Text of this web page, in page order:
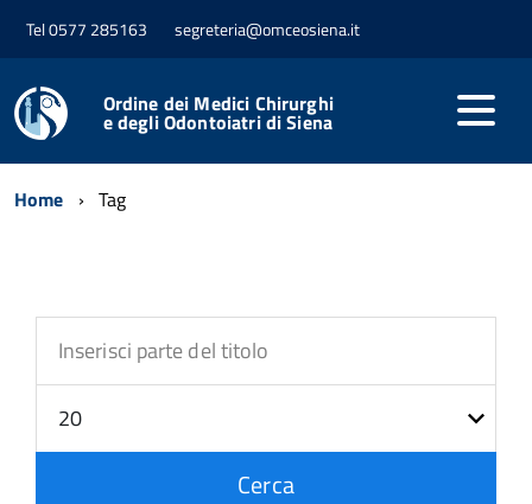
Tel 0577 285163 segreteria@omceosiena.it
Ordine dei Medici Chirurghi
e degli Odontoiatri di Siena
Home Tag
Inserisci
parte
del
Cerca